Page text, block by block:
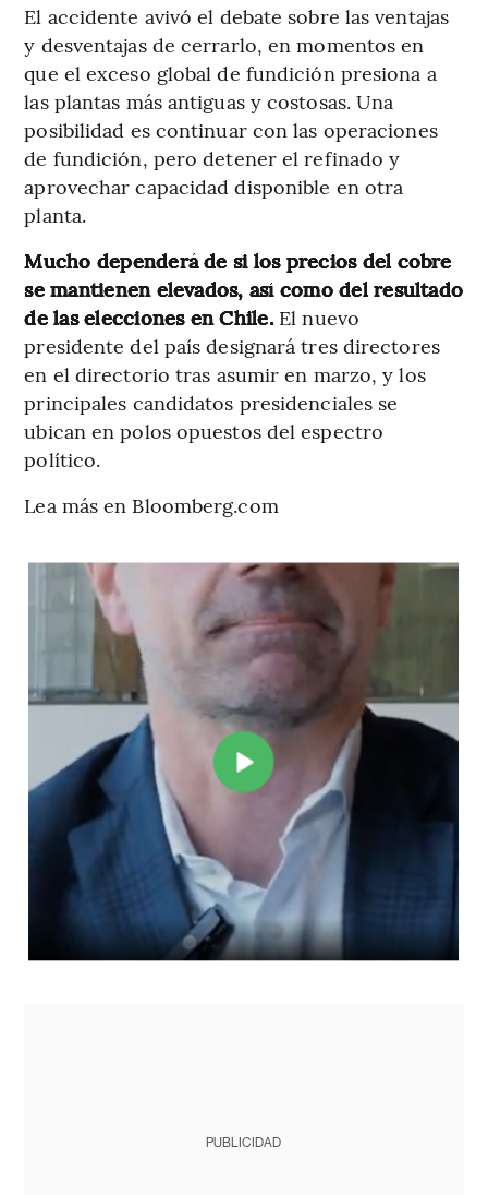
El accidente avivó el debate sobre las ventajas
y desventajas de cerrarlo, en momentos en
que el exceso global de fundición presiona a
las plantas más antiguas y costosas. Una
posibilidad es continuar con las operaciones
de fundición, pero detener el refinado y
aprovechar capacidad disponible en otra
planta.
Mucho dependerá de si los precios del cobre
se mantienen elevados, así como del resultado
de las elecciones en Chile. El nuevo
presidente del país designará tres directores
en el directorio tras asumir en marzo, y los
principales candidatos presidenciales se
ubican en polos opuestos del espectro
político.
Lea más en Bloomberg.com
PUBLICIDAD